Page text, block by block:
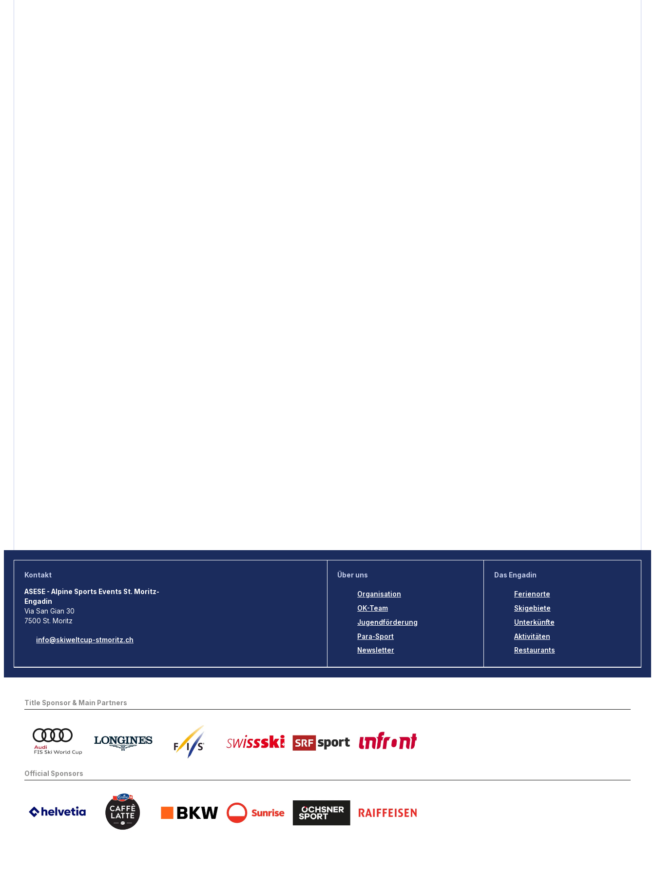
Kontakt
ASESE - Alpine Sports Events St. Moritz-
Engadin
Via San Gian 30
7500 St. Moritz
info@skiweltcup-stmoritz.ch
Über uns
Organisation
OK-Team
Jugendförderung
Para-Sport
Newsletter
Das Engadin
Ferienorte
Skigebiete
Unterkünfte
Aktivitäten
Restaurants
Title Sponsor & Main Partners
Official Sponsors